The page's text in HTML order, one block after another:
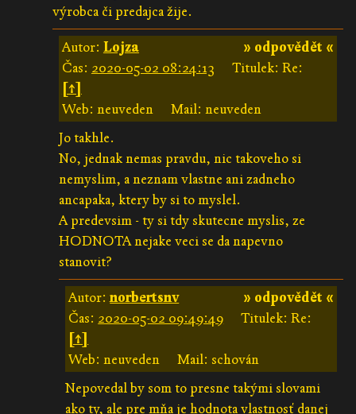
výrobca či predajca žije.
» odpovědět «
Autor: Lojza
Čas: 2020-05-02 08:24:13
Titulek: Re:
[↑]
Web: neuveden
Mail: neuveden
Jo takhle.
No, jednak nemas pravdu, nic takoveho si
nemyslim, a neznam vlastne ani zadneho
ancapaka, ktery by si to myslel.
A predevsim - ty si tdy skutecne myslis, ze
HODNOTA nejake veci se da napevno
stanovit?
» odpovědět «
Autor:norbertsnv
Čas: 2020-05-02 09:49:49
Titulek: Re:
[↑]
Web: neuveden
Mail: schován
Nepovedal by som to presne takými slovami
ako ty, ale pre mňa je hodnota vlastnosť danej